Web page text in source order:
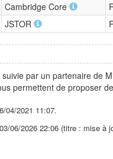
Cambridge Core
JSTOR
par un partenaire de
permettent de proposer
04/2021 11:07.
06/2026 22:06 (titre : mise à